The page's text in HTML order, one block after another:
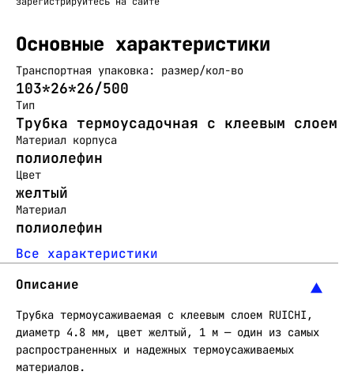
Основные характеристики
Транспортная упаковка: размер/кол-во
103*26*26/500
Тип
Трубка термоусадочная с клеевым слоем
Материал корпуса
полиолефин
Цвет
желтый
Материал
полиолефин
Все характеристики
Описание
Трубка термоусаживаемая с клеевым слоем RUICHI,
диаметр 4.8 мм, цвет желтый, 1 м — один из самых
распространенных и надежных термоусаживаемых
материалов.